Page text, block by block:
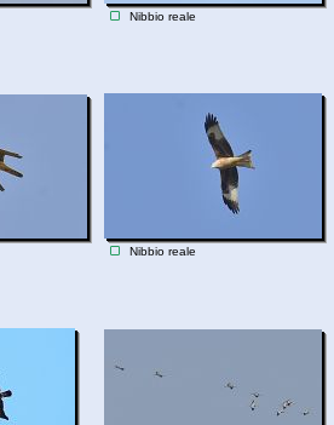
Nibbio reale
Nibbio reale